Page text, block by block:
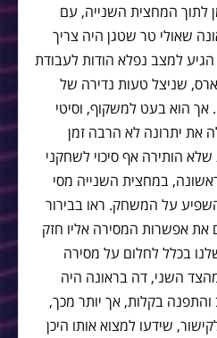
לתוך המחצית השנייה, עם
שאולי טר שטגן היה צריך
למצב נפלא הודות לעבודת
שניצל טעות נדירה של
הוא בעט למשקוף, וסיטי
את יתרונה לא הרבה זמן
הותירה אף סיכוי לשחקני
במחצית השנייה מסי
על המשחק. ראו בבירור
את אפשרות המסירה אליו חזק
בכלל לחלום על מסירה
השני, דה בראונה היה
בקלות, אך יותר מכך,
שידעו למצוא אותו היכן